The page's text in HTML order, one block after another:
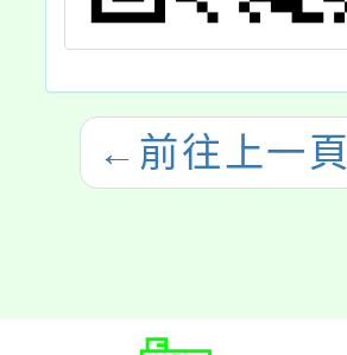
← 前往上一頁